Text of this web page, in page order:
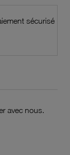
sécurisé
avec nous.